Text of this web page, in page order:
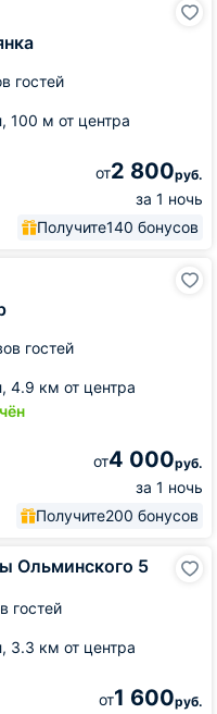
гостей
100 м от центра
от2 800руб.
за 1 ночь
Получите140 бонусов
гостей
4.9 км от центра
от4 000руб.
за 1 ночь
Получите200 бонусов
Ольминского 5
гостей
3.3 км от центра
от1 600руб.